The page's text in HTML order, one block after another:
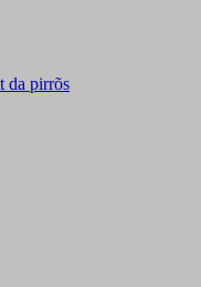
da pirrõs